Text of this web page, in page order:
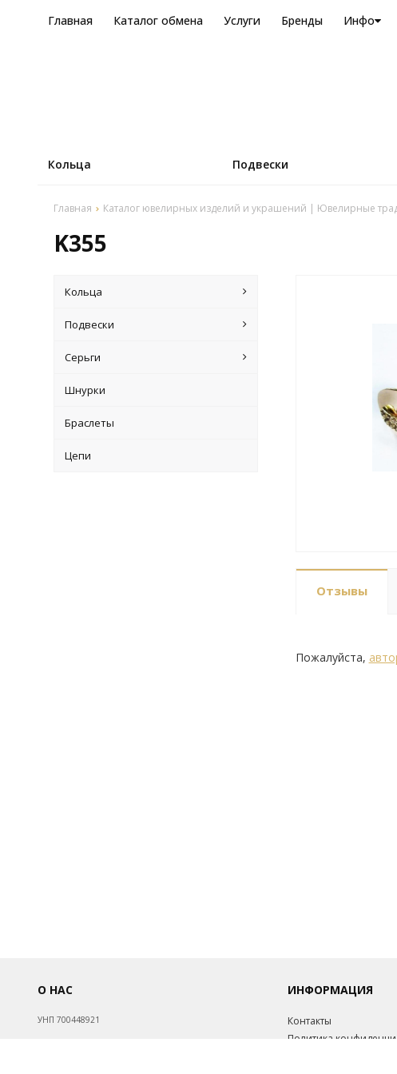
Главная Каталог обмена Услуги Бренды Инфо
Кольца Подвески
Главная Каталог ювелирных изделий и украшений | Ювелирные
K355
Кольца
Подвески
Серьги
Шнурки
Браслеты
Цепи
Отзывы
Пожалуйста,
О НАС
УНП 700448921
ИНФОРМАЦИЯ
Контакты
Политика